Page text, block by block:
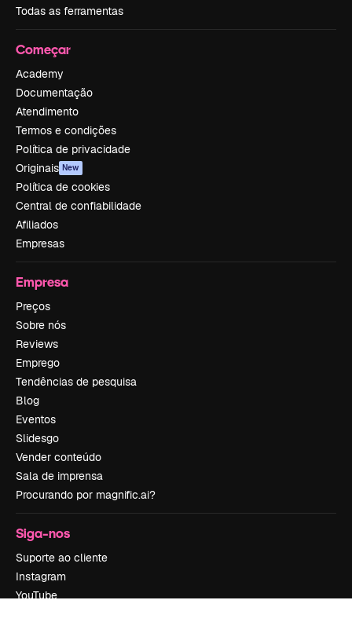
Todas as ferramentas
Começar
Academy
Documentação
Atendimento
Termos e condições
Política de privacidade
Originais New
Política de cookies
Central de confiabilidade
Afiliados
Empresas
Empresa
Preços
Sobre nós
Reviews
Emprego
Tendências de pesquisa
Blog
Eventos
Slidesgo
Vender conteúdo
Sala de imprensa
Procurando por magnific.ai?
Siga-nos
Suporte ao cliente
Instagram
YouTube